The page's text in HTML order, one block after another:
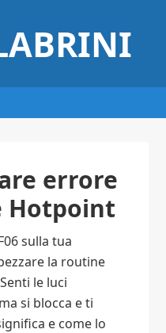
errore
Hotpoint​
sulla tua
la routine
le luci
si blocca e ti
e come lo